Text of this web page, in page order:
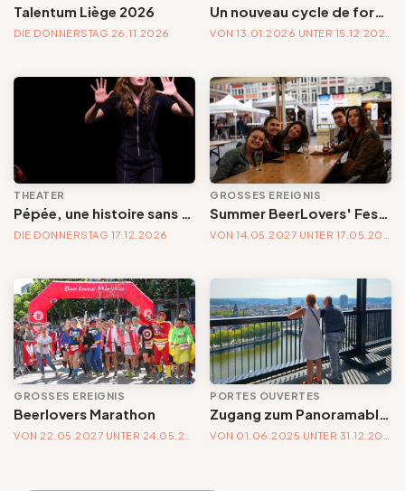
Talentum Liège 2026
DIE DONNERSTAG 26.11.2026
Un nouveau cycle de formation en permaculture
THEATER
DIE DONNERSTAG 17.12.2026
GROSSES EREIGNIS
GROSSES EREIGNIS
Beerlovers Marathon
PORTES OUVERTES
Zugang zum Panoramablick auf die Verwaltungsstadt | Jeden ersten Sonntag im Monat